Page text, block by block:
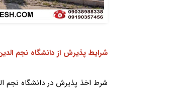
شرایط پذیرش از دانشگاه نجم
شرط اخذ پذیرش در دانشگاه نجم